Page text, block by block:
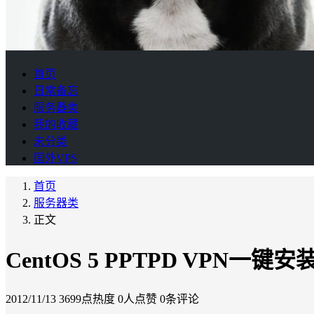
首页
日常备忘
服务器类
我的收藏
未分类
国外VPS
首页
服务器类
正文
CentOS 5 PPTPD VPN一键安
2012/11/13 3699点热度 0人点赞 0条评论